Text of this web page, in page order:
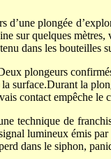
d’une plongée
sur quelques
dans les bouteilles
plongeurs
surface.Durant la
contact empêche
technique de
lumineux émis par
dans le siphon,